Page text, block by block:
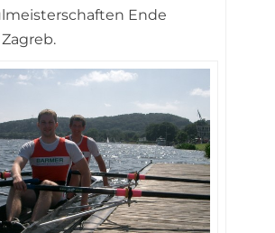
Ende